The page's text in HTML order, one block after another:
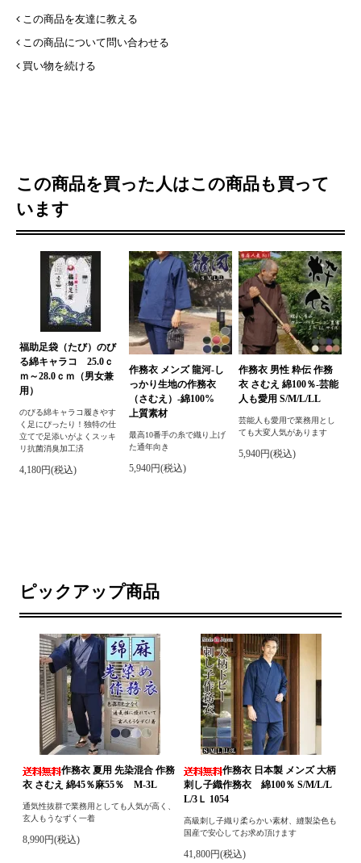
この商品を友達に教える
この商品について問い合わせる
買い物を続ける
この商品を買った人はこの商品も買って
います
福助足袋（たび）のび
る綿キャラコ 25.0ｃ
ｍ～28.0ｃｍ（男女兼
用）
のびる綿キャラコ履きやす
く足にぴったり！独特の仕
立てで足添いがよくスッキ
リ抗菌消臭加工済
4,180円(税込)
作務衣 メンズ 龍河-し
っかり生地の作務衣
（さむえ）-綿100%
上質素材
最高10番手の糸で織り上げ
た通年向き
5,940円(税込)
作務衣 男性 粋伝 作務
衣 さむえ 綿100％-芸能
人も愛用 S/M/L/LL
芸能人も愛用で業務用とし
ても大変人気があります
5,940円(税込)
ピックアップ商品
作務衣 夏用 先染混合 作務
衣 さむえ 綿45％麻55％ M-3L
通気性抜群で業務用としても人気が高く、
玄人もうなずく一着
8,990円(税込)
作務衣 日本製 メンズ 大柄
刺し子織作務衣 綿100％ S/M/L/L
L/3Ｌ 1054
高級刺し子織り柔らかい素材、縫製染色も
国産で安心してお求め頂けます
41,800円(税込)